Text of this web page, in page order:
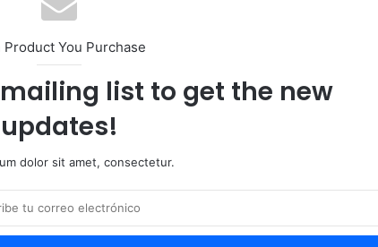
Product You Purchase
list to get the new
updates!
dolor sit amet, consectetur.